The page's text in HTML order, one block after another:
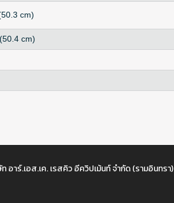
cm)
cm)
อาร์.เอส.เค. เรสคิว อีควิปเม้นท์ จำกัด (รามอินทรา)